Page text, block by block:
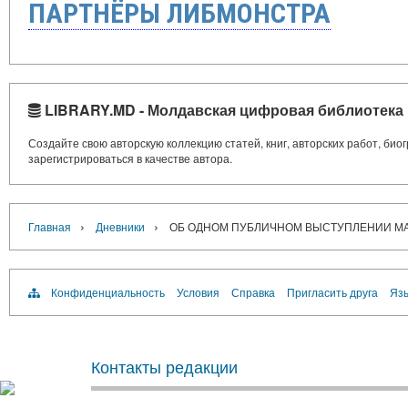
ПАРТНЁРЫ ЛИБМОНСТРА
LIBRARY.MD - Молдавская цифровая библиотека
Создайте свою авторскую коллекцию статей, книг, авторских работ,
зарегистрироваться в качестве автора.
Главная › Дневники › ОБ ОДНОМ ПУБЛИЧНОМ ВЫСТУПЛЕНИИ
Конфиденциальность Условия Справка Пригласить друга
Контакты редакции